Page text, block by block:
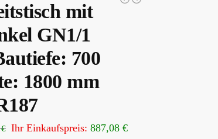
mit
GN1/1
700
1800 mm
€ Ihr Einkaufspreis: 887,08€